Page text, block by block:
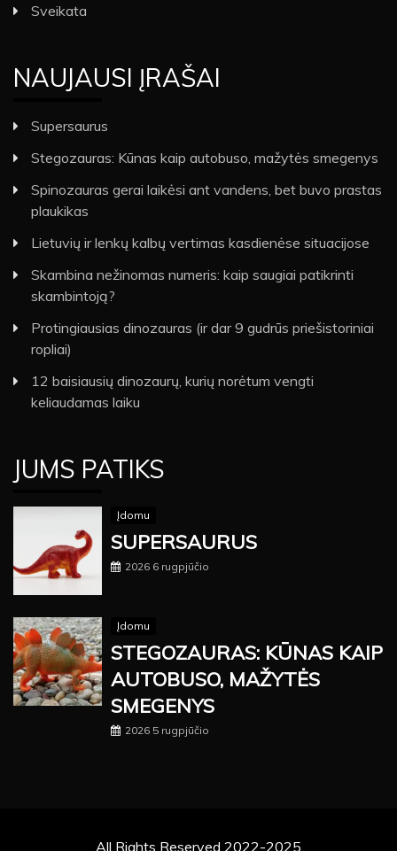
Sveikata
NAUJAUSI ĮRAŠAI
Supersaurus
Stegozauras: Kūnas kaip autobuso, mažytės smegenys
Spinozauras gerai laikėsi ant vandens, bet buvo prastas
plaukikas
Lietuvių ir lenkų kalbų vertimas kasdienėse situacijose
Skambina nežinomas numeris: kaip saugiai patikrinti
skambintoją?
Protingiausias dinozauras (ir dar 9 gudrūs priešistoriniai
ropliai)
12 baisiausių dinozaurų, kurių norėtum vengti
keliaudamas laiku
JUMS PATIKS
Įdomu
SUPERSAURUS
2026 6 rugpjūčio
Įdomu
STEGOZAURAS: KŪNAS KAIP
AUTOBUSO, MAŽYTĖS
SMEGENYS
2026 5 rugpjūčio
All Rights Reserved 2022-2025